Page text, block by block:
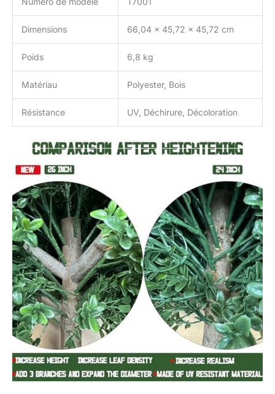
Dimensions 66,04 x 45,72 x 45,72 cm
Poids 6,8 kg
Matériau Polyester, Bois
Résistance UV, Déchirure, Décoloration